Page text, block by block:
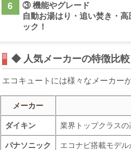
③ 機能やグレード
自動お湯はり・追い焚き・
ック！
◆ 人気メーカーの特徴比較
エコキュートには様々なメーカー
メーカー
ダイキン 業界トップクラス
パナソニック エコナビ搭載モデ